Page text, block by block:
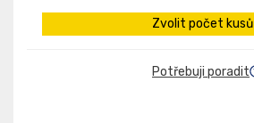
Zvolit počet kusů
Potřebuji poradit